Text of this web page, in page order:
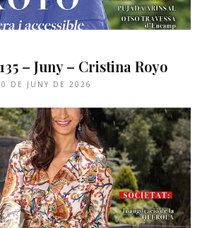
– Juny – Cristina Royo
DE JUNY DE 2026